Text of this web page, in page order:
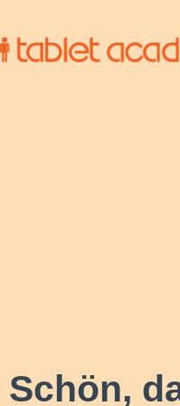
Schön,